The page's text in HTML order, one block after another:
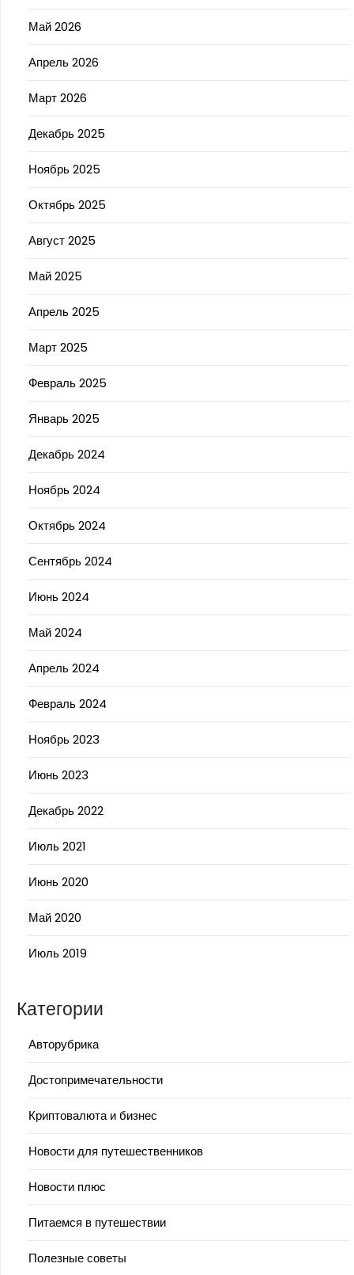
Май 2026
Апрель 2026
Март 2026
Декабрь 2025
Ноябрь 2025
Октябрь 2025
Август 2025
Май 2025
Апрель 2025
Март 2025
Февраль 2025
Январь 2025
Декабрь 2024
Ноябрь 2024
Октябрь 2024
Сентябрь 2024
Июнь 2024
Май 2024
Апрель 2024
Февраль 2024
Ноябрь 2023
Июнь 2023
Декабрь 2022
Июль 2021
Июнь 2020
Май 2020
Июль 2019
Категории
Авторубрика
Достопримечательности
Криптовалюта и бизнес
Новости для путешественников
Новости плюс
Питаемся в путешествии
Полезные советы